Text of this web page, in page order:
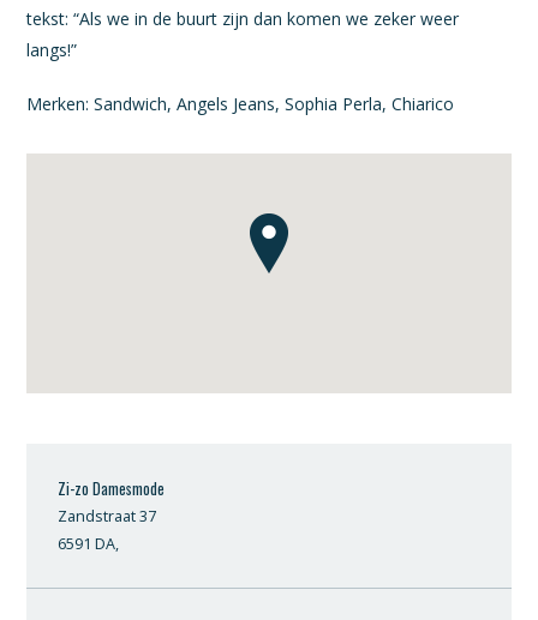
tekst: “Als we in de buurt zijn dan komen we zeker weer
langs!”
Merken: Sandwich, Angels Jeans, Sophia Perla, Chiarico
Zi-zo Damesmode
Zandstraat 37
6591 DA,